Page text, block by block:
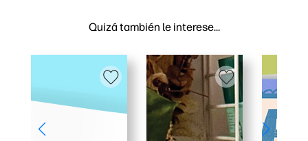
Quizá también le interese…